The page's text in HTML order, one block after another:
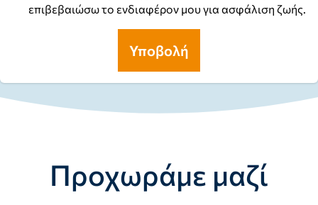
επιβεβαιώσω το ενδιαφέρον μου για ασφάλιση ζωής.
Υποβολή
Προχωράμε μαζί